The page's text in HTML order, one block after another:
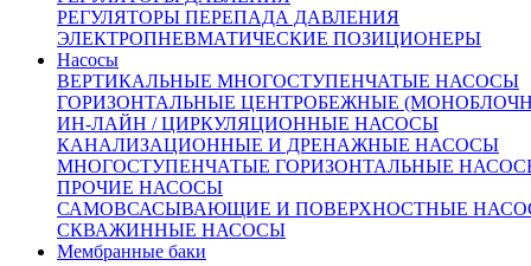
РЕГУЛЯТОРЫ ПЕРЕПАДА ДАВЛЕНИЯ
ЭЛЕКТРОПНЕВМАТИЧЕСКИЕ ПОЗИЦИОНЕРЫ
Насосы
ВЕРТИКАЛЬНЫЕ МНОГОСТУПЕНЧАТЫЕ НАСОСЫ
ГОРИЗОНТАЛЬНЫЕ ЦЕНТРОБЕЖНЫЕ
ИН-ЛАЙН / ЦИРКУЛЯЦИОННЫЕ НАСОСЫ
КАНАЛИЗАЦИОННЫЕ И ДРЕНАЖНЫЕ НАСОСЫ
МНОГОСТУПЕНЧАТЫЕ ГОРИЗОНТАЛЬНЫЕ
ПРОЧИЕ НАСОСЫ
САМОВСАСЫВАЮЩИЕ И ПОВЕРХНОСТНЫЕ
СКВАЖИННЫЕ НАСОСЫ
Мембранные баки
53069.00Ду2053292.00Ду2555745.00Ду32
69424.00Ду5075519.00Ду6593212.00Ду80119231.00
Ду100136776.00
310360.00
Характеристики
Доставка и оплата:
Похожие товары:
Описание